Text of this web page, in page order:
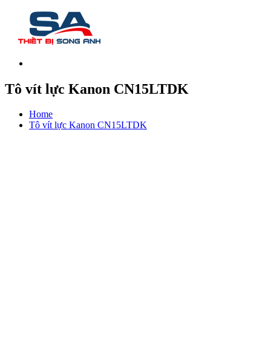
Tô vít lực Kanon CN15LTDK
Home
Tô vít lực Kanon CN15LTDK